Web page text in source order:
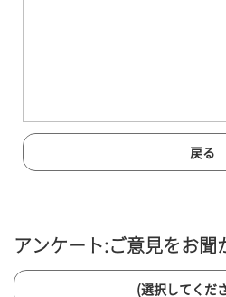
戻る
アンケート:ご意見をお聞
(選択してくだ